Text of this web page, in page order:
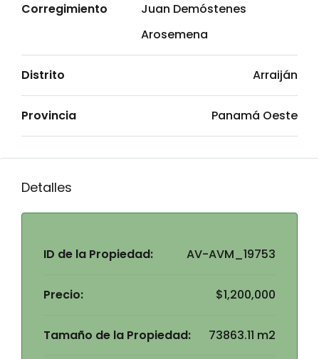
Corregimiento
Juan Demóstenes
Arosemena
Distrito Arraiján
Provincia Panamá Oeste
Detalles
ID de la Propiedad: AV-AVM_19753
Precio: $1,200,000
Tamaño de la Propiedad: 73863.11 m2